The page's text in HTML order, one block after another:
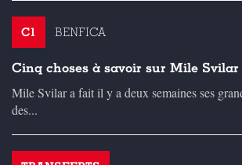
C1 BENFICA
Cinq choses à savoir sur Mile Svilar
Mile Svilar a fait il y a deux semaines ses
des...